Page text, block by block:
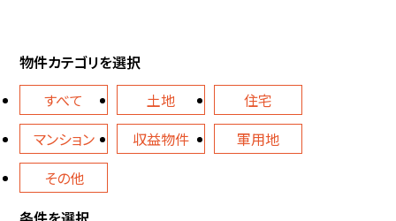
物件カテゴリを選択
すべて
土地
住宅
マンション
収益物件
軍用地
その他